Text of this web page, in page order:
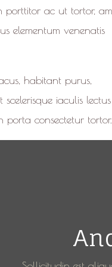
porttitor ac ut tortor,
elementum venenatis
habitant purus,
iaculis lectus
porta consectetur tortor.